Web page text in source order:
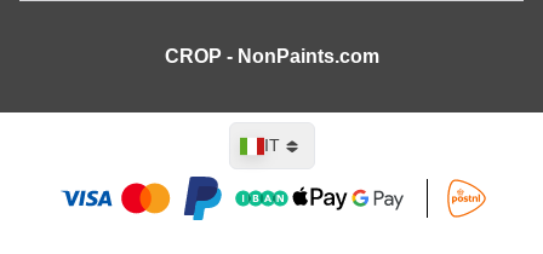
CROP - NonPaints.com
Lingua
IT